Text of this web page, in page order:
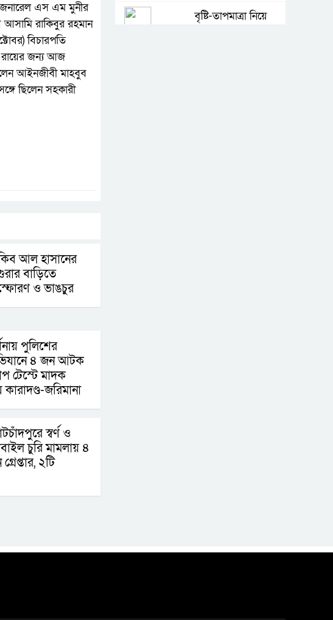
এস এম মুনীর
আসামি রাকিবুর রহমান
বিচারপতি
রায়ের জন্য আজ
আইনজীবী মাহবুব
ছিলেন সহকারী
আল হাসানের
বাড়িতে
ও ভাঙচুর
পুলিশের
৪ জন আটক
টেস্টে মাদক
জরিমানা
স্বর্ণ ও
চুরি মামলায় ৪
২টি
বৃষ্টি-তাপমাত্রা নিয়ে